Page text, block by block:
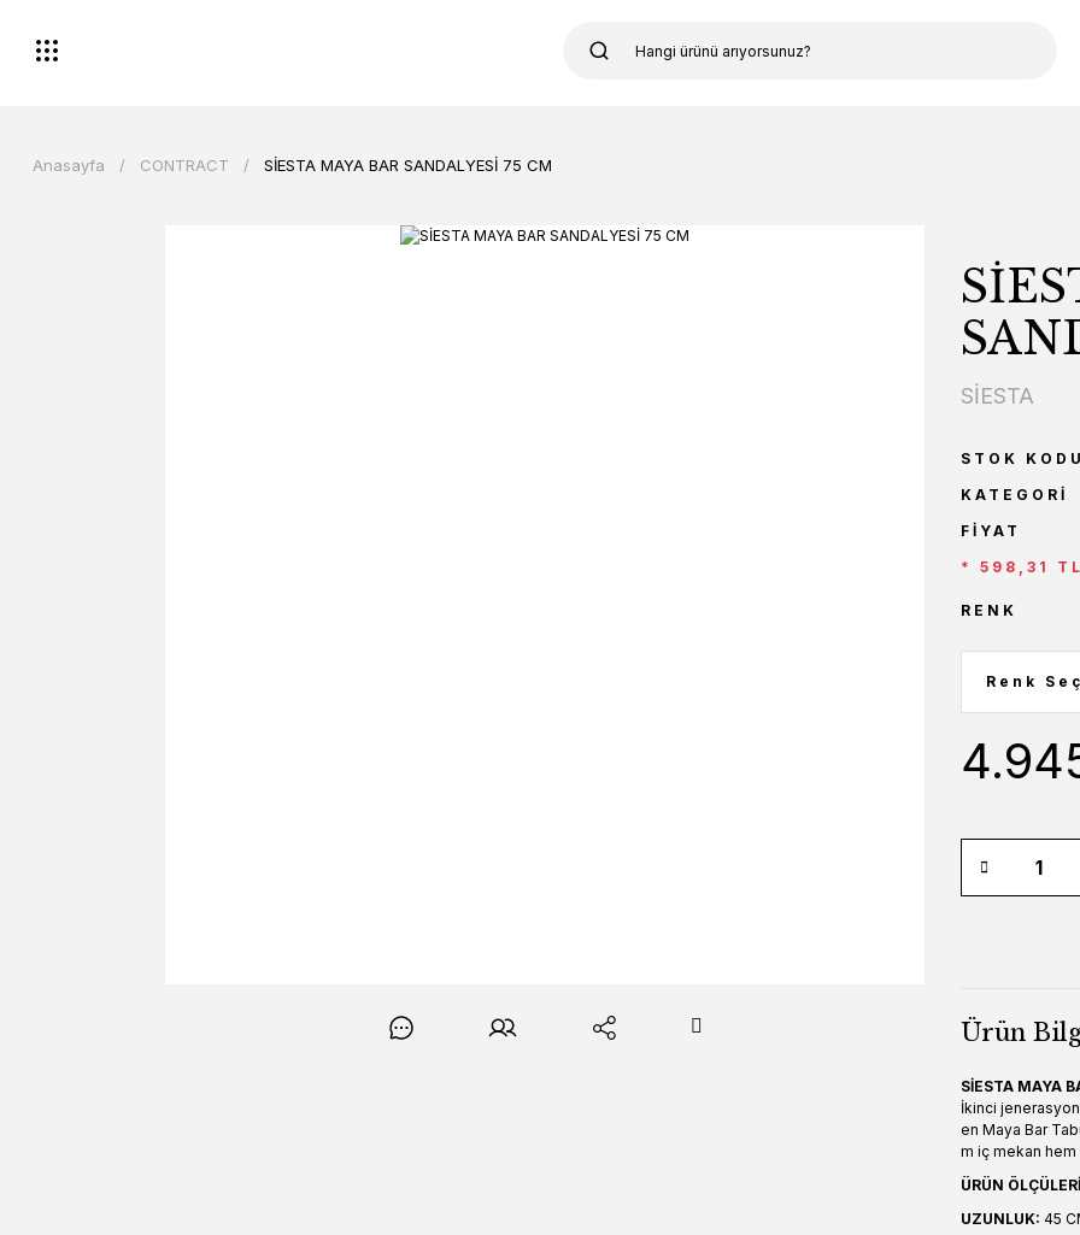
Anasayfa CONTRACT SİESTA MAYA BAR SANDALYESİ 75 CM
SİESTA
STOK KODU
KATEGORI
FIYAT
* 598,31
RENK
Ürün
SİESTA MAYA
İkinci
en Maya Bar
m iç mekan hem
ÜRÜN
UZUNLUK: 45